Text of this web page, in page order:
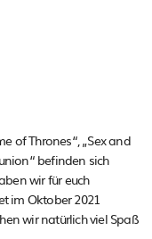
of Thrones“, „Sex and
befinden sich
wir für euch
im Oktober 2021
wir natürlich viel Spaß